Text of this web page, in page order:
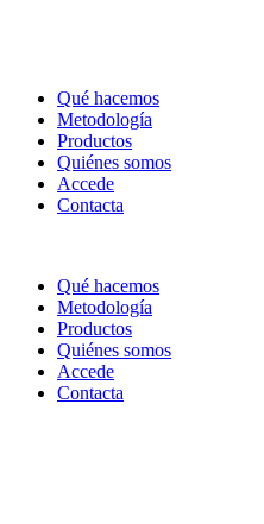
Qué hacemos
Metodología
Productos
Quiénes somos
Accede
Contacta
Qué hacemos
Metodología
Productos
Quiénes somos
Accede
Contacta